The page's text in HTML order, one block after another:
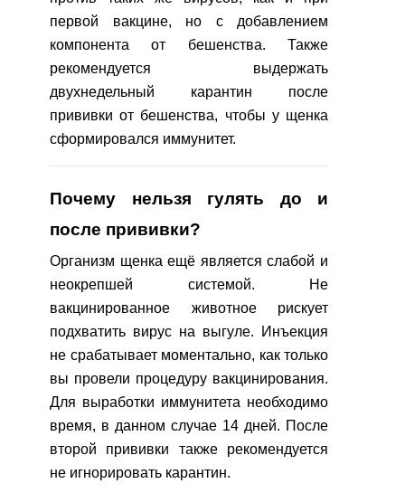
первой вакцине, но с добавлением
компонента от бешенства. Также
рекомендуется выдержать
двухнедельный карантин после
прививки от бешенства, чтобы у щенка
сформировался иммунитет.
Почему нельзя гулять до и
после прививки?
Организм щенка ещё является слабой и
неокрепшей системой. Не
вакцинированное животное рискует
подхватить вирус на выгуле. Инъекция
не срабатывает моментально, как только
вы провели процедуру вакцинирования.
Для выработки иммунитета необходимо
время, в данном случае 14 дней. После
второй прививки также рекомендуется
не игнорировать карантин.